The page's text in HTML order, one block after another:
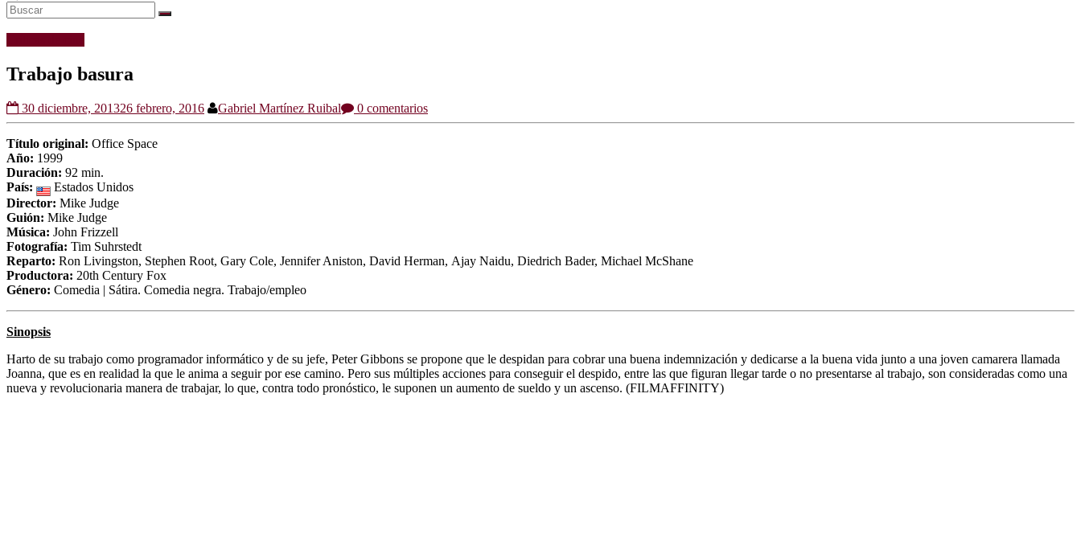
Trabajo basura
30 diciembre, 201326 febrero, 2016 Gabriel Martínez Ruibal 0 comentarios
Título original: Office Space
Año: 1999
Duración: 92 min.
País:
Estados Unidos
Director: Mike Judge
Guión: Mike Judge
Música: John Frizzell
Fotografía: Tim Suhrstedt
Reparto: Ron Livingston, Stephen Root, Gary Cole, Jennifer Aniston, David Herman, Ajay Naidu, Diedrich Bader, Michael McShane
Productora: 20th Century Fox
Género: Comedia | Sátira. Comedia negra. Trabajo/empleo
Sinopsis
Harto de su trabajo como programador informático y de su jefe, Peter Gibbons se propone que le despidan para cobrar una buena indemnización y dedicarse a la buena vida junto a una joven camarera llamada
Joanna, que es en realidad la que le anima a seguir por ese camino. Pero sus múltiples acciones para conseguir el despido, entre las que figuran llegar tarde o no presentarse al trabajo, son consideradas como una
nueva y revolucionaria manera de trabajar, lo que, contra todo pronóstico, le suponen un aumento de sueldo y un ascenso. (FILMAFFINITY)